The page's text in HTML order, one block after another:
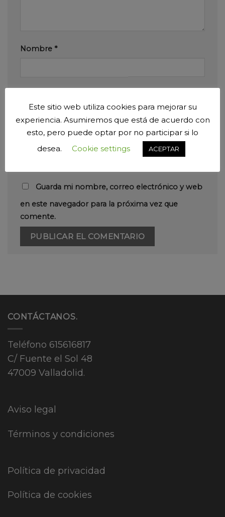
Nombre *
Guarda mi nombre, correo electrónico y web
en este navegador para la próxima vez que
comente.
CONTÁCTANOS.
Teléfono 615616817
C/ Fuente el Sol 48
47009 Valladolid.
Aviso legal
Términos y condiciones
Política de privacidad
Política de cookies
Este sitio web utiliza cookies para mejorar su
experiencia. Asumiremos que está de acuerdo con
esto, pero puede optar por no participar si lo
desea.
Cookie settings ACEPTAR